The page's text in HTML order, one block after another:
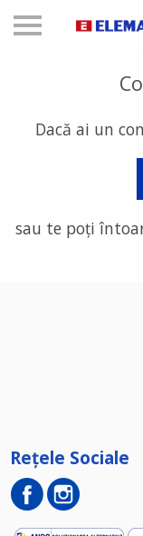
Dacă ai un
sau te poți
Rețele Sociale